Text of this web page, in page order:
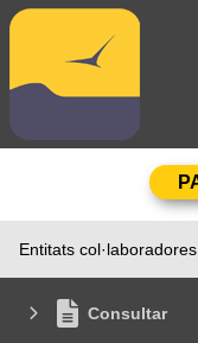
Entitats col·laboradores
Consultar